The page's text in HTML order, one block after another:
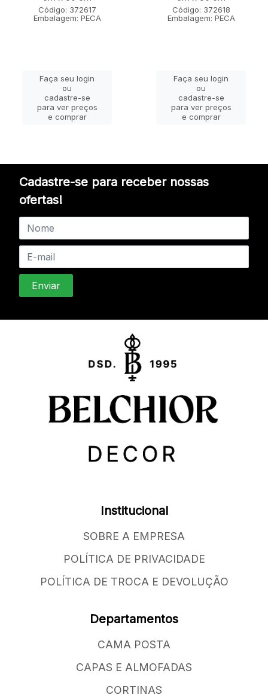
Código: 372617
Embalagem: PECA
Faça seu login
ou
cadastre-se
para ver preços
e comprar
Código: 372618
Embalagem: PECA
Faça seu login
ou
cadastre-se
para ver preços
e comprar
Cadastre-se para receber nossas
ofertas!
Institucional
SOBRE A EMPRESA
POLÍTICA DE PRIVACIDADE
POLÍTICA DE TROCA E DEVOLUÇÃO
Departamentos
CAMA POSTA
CAPAS E ALMOFADAS
CORTINAS